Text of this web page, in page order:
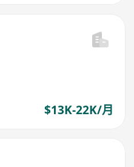
$13K-22K/月